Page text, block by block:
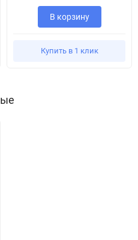
В корзину
Купить в 1 клик